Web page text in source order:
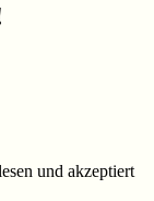
und akzeptiert